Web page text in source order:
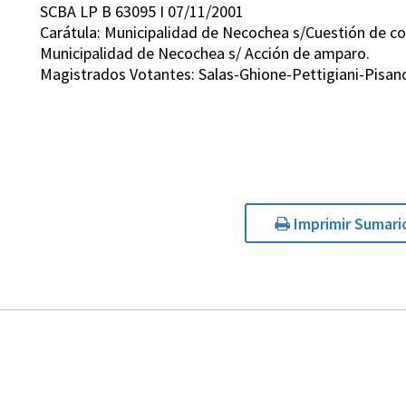
SCBA LP B 63095 I 07/11/2001
Carátula: Municipalidad de Necochea s/Cuestión de
Municipalidad de Necochea s/ Acción de amparo.
Magistrados Votantes: Salas-Ghione-Pettigiani-
Imprimir